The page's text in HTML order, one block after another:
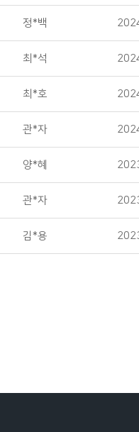
정*백
최*석
최*호
관*자
양*혜
관*자
김*용